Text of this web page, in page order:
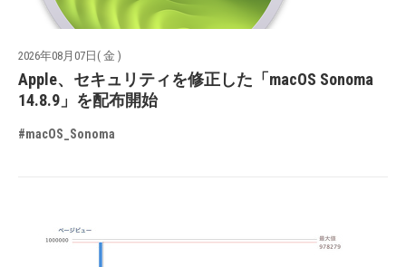
2026年08月07日( 金 )
Apple、セキュリティを修正した「macOS Sonoma
14.8.9」を配布開始
#macOS_Sonoma